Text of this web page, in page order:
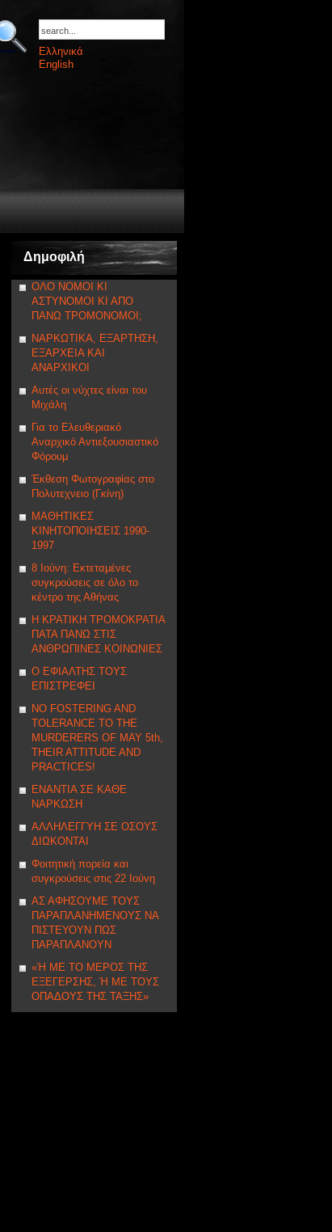
Ελληνικά
English
Δημοφιλή
ΟΛΟ ΝΟΜΟΙ ΚΙ
ΑΣΤΥΝΟΜΟΙ ΚΙ ΑΠΟ
ΠΑΝΩ ΤΡΟΜΟΝΟΜΟΙ;
ΝΑΡΚΩΤΙΚΑ, ΕΞΑΡΤΗΣΗ,
ΕΞΑΡΧΕΙΑ ΚΑΙ
ΑΝΑΡΧΙΚΟΙ
Αυτές οι νύχτες είναι του
Μιχάλη
Για το Ελευθεριακό
Αναρχικό Αντιεξουσιαστικό
Φόρουμ
Έκθεση Φωτογραφίας στο
Πολυτεχνειο (Γκίνη)
ΜΑΘΗΤΙΚΕΣ
ΚΙΝΗΤΟΠΟΙΗΣΕΙΣ 1990-
1997
8 Ιούνη: Εκτεταμένες
συγκρούσεις σε όλο το
κέντρο της Αθήνας
Η ΚΡΑΤΙΚΗ ΤΡΟΜΟΚΡΑΤΙΑ
ΠΑΤΑ ΠΑΝΩ ΣΤΙΣ
ΑΝΘΡΩΠΙΝΕΣ ΚΟΙΝΩΝΙΕΣ
Ο ΕΦΙΑΛΤΗΣ ΤΟΥΣ
ΕΠΙΣΤΡΕΦΕΙ
NΟ FOSTERING AND
TOLERANCE TO THE
MURDERERS OF MAY 5th,
THEIR ATTITUDE AND
PRACTICES!
ΕΝΑΝΤΙΑ ΣΕ ΚΑΘΕ
ΝΑΡΚΩΣΗ
ΑΛΛΗΛΕΓΓΥΗ ΣE ΟΣΟΥΣ
ΔΙΩΚΟΝΤΑΙ
Φοιτητική πορεία και
συγκρούσεις στις 22 Ιούνη
ΑΣ ΑΦΗΣΟΥΜΕ ΤΟΥΣ
ΠΑΡΑΠΛΑΝΗΜΕΝΟΥΣ ΝΑ
ΠΙΣΤΕΥΟΥΝ ΠΩΣ
ΠΑΡΑΠΛΑΝΟΥΝ
«Ή ΜΕ ΤΟ ΜΕΡΟΣ ΤΗΣ
ΕΞΕΓΕΡΣΗΣ, Ή ΜΕ ΤΟΥΣ
ΟΠΑΔΟΥΣ ΤΗΣ ΤΑΞΗΣ»